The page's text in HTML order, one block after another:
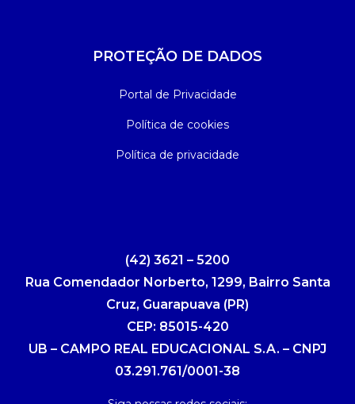
PROTEÇÃO DE DADOS
Portal de Privacidade
Política de cookies
Política de privacidade
(42) 3621 – 5200
Rua Comendador Norberto, 1299, Bairro Santa
Cruz, Guarapuava (PR)
CEP: 85015-420
UB – CAMPO REAL EDUCACIONAL S.A. – CNPJ
03.291.761/0001-38